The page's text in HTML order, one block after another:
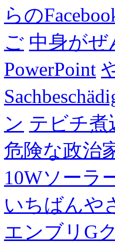
らの
ご 中身が
PowerPoint
ン テビチ煮
危険な政治
10Wソーラ
いちばんや
エンブリG